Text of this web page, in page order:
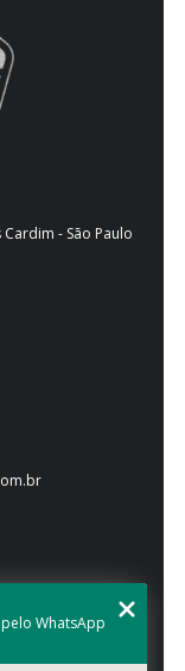
- São Paulo
WhatsApp